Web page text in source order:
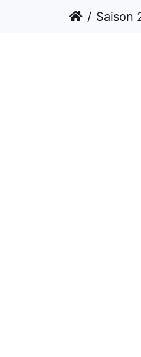
Saison